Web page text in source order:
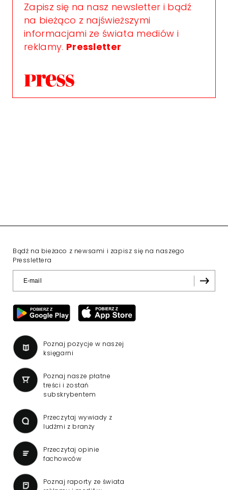
Zapisz się na nasz newsletter i bądź
na bieżąco z najświeższymi
informacjami ze świata mediów i
reklamy. Pressletter
Bądź na bieżaco z newsami i zapisz się na naszego
Presslettera
Poznaj pozycje w naszej
księgarni
Poznaj nasze płatne
treści i zostań
subskrybentem
Przeczytaj wywiady z
ludźmi z branży
Przeczytaj opinie
fachowców
Poznaj raporty ze świata